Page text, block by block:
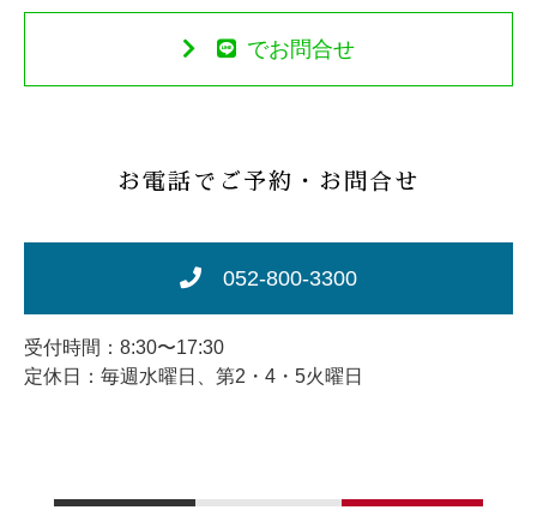
でお問合せ
お電話でご予約・お問合せ
052-800-3300
受付時間：8:30〜17:30
定休日：毎週水曜日、第2・4・5火曜日